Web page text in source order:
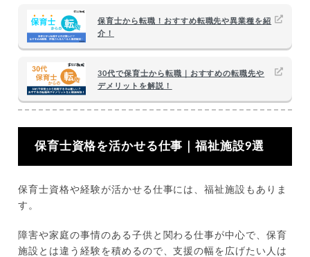
保育士から転職！おすすめ転職先や異業種を紹
介！
30代で保育士から転職｜おすすめの転職先や
デメリットを解説！
保育士資格を活かせる仕事｜福祉施設9選
保育士資格や経験が活かせる仕事には、福祉施設もありま
す。
障害や家庭の事情のある子供と関わる仕事が中心で、保育
施設とは違う経験を積めるので、支援の幅を広げたい人は